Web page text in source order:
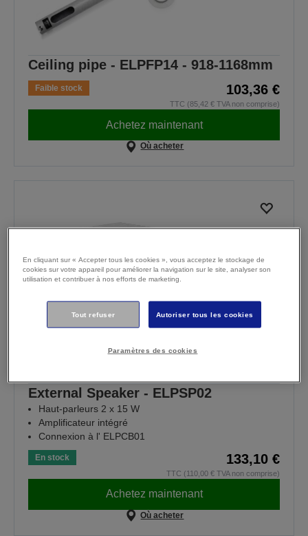
Ceiling pipe - ELPFP14 - 918-1168mm
Faible stock 103,36 €
TTC (85,42 € TVA non comprise)
Achetez maintenant
Où acheter
External Speaker - ELPSP02
Haut-parleurs 2 x 15 W
Amplificateur intégré
Connexion à l' ELPCB01
En stock 133,10 €
TTC (110,00 € TVA non comprise)
Achetez maintenant
Où acheter
En cliquant sur « Accepter tous les cookies », vous acceptez le stockage de
cookies sur votre appareil pour améliorer la navigation sur le site, analyser son
utilisation et contribuer à nos efforts de marketing.
Tout refuser Autoriser tous les cookies
Paramètres des cookies